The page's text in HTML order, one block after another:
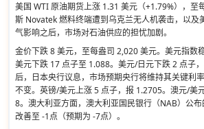
美国 WTI 原油期货上涨 1.31 美元（+1.79%），至
斯 Novatek 燃料终端遭到乌克兰无人机袭击，以及
气影响之后，市场对石油供应的担忧加剧。
金价下跌 8 美元，至每盎司 2,020 美元。美元指数
美元下跌 17 点子至 1.088。美元/日元下跌 2 点子
后，日本央行议息，市场预期央行将维持其关键利
不变。英镑/美元上涨 5 点子，报 1.2705。澳元/美
8。澳大利亚方面，澳大利亚国民银行（NAB）公
改善至 -1点（预期为 -7点）。